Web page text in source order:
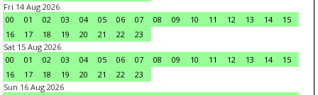
Fri 14 Aug 2026
00
01 02 03 04 05 06 07 08 09 10 11 12 13 14
15
16
17 18 19 20 21 22
23
Sat 15 Aug 2026
00
01 02 03 04 05 06 07 08 09 10 11 12 13 14
15
16
17 18 19 20 21 22
23
Sun 16 Aug 2026